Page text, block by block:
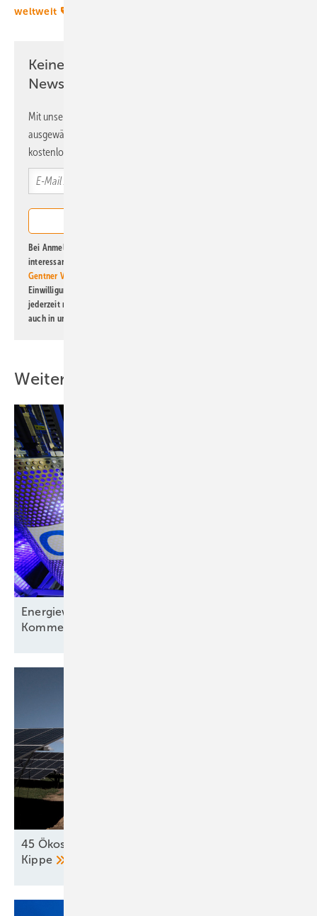
weltweit
Keine Zeit? Kein Problem mit dem ERE
Newsletter!
Mit unserem Newsletter erhalten Sie regelmäßig von uns
ausgewählte Informationen und Neuigkeiten, gebündelt und
kostenlos direkt ins Postfach.
Bei Anmeldung zu diesem Newsletter bin ich damit einverstanden, über
interessante Verlags- und Online-Angebote
Gentner Verlag GmbH & Co. KG
Einwilligung kann ich jederzeit widerrufen und eine Abmeldung ist
jederzeit möglich. Informationen zum Umgang mit Daten finden Sie
auch in unserer
Weitere Inhalte
Energiewirtschaft auf der Verliererstraße? – ein
Kommentar
45 Ökostromprojekte in Kroatien stehen auf der
Kippe